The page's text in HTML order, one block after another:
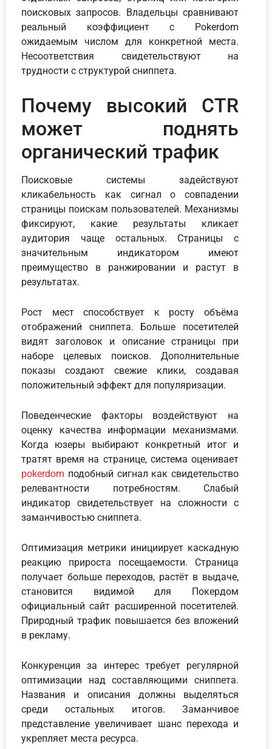
поисковых запросов. Владельцы сравнивают
реальный коэффициент с Pokerdom
ожидаемым числом для конкретной места.
Несоответствия свидетельствуют на
трудности с структурой сниппета.
Почему высокий CTR
может поднять
органический трафик
Поисковые системы задействуют
кликабельность как сигнал о совпадении
страницы поискам пользователей. Механизмы
фиксируют, какие результаты кликает
аудитория чаще остальных. Страницы с
значительным индикатором имеют
преимущество в ранжировании и растут в
результатах.
Рост мест способствует к росту объёма
отображений сниппета. Больше посетителей
видят заголовок и описание страницы при
наборе целевых поисков. Дополнительные
показы создают свежие клики, создавая
положительный эффект для популяризации.
Поведенческие факторы воздействуют на
оценку качества информации механизмами.
Когда юзеры выбирают конкретный итог и
тратят время на странице, система оценивает
pokerdom подобный сигнал как свидетельство
релевантности потребностям. Слабый
индикатор свидетельствует на сложности с
заманчивостью сниппета.
Оптимизация метрики инициирует каскадную
реакцию прироста посещаемости. Страница
получает больше переходов, растёт в выдаче,
становится видимой для Покердом
официальный сайт расширенной посетителей.
Природный трафик повышается без вложений
в рекламу.
Конкуренция за интерес требует регулярной
оптимизации над составляющими сниппета.
Названия и описания должны выделяться
среди остальных итогов. Заманчивое
представление увеличивает шанс перехода и
укрепляет места ресурса.